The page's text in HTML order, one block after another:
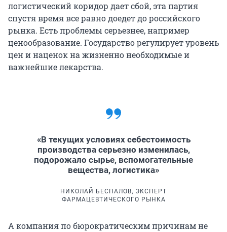
логистический коридор дает сбой, эта партия
спустя время все равно доедет до российского
рынка. Есть проблемы серьезнее, например
ценообразование. Государство регулирует уровень
цен и наценок на жизненно необходимые и
важнейшие лекарства.
«В текущих условиях себестоимость
производства серьезно изменилась,
подорожало сырье, вспомогательные
вещества, логистика»
НИКОЛАЙ БЕСПАЛОВ, ЭКСПЕРТ
ФАРМАЦЕВТИЧЕСКОГО РЫНКА
А компания по бюрократическим причинам не